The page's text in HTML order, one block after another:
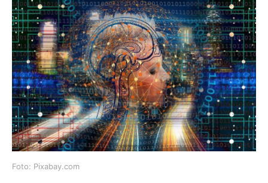
Foto: Pixabay.com